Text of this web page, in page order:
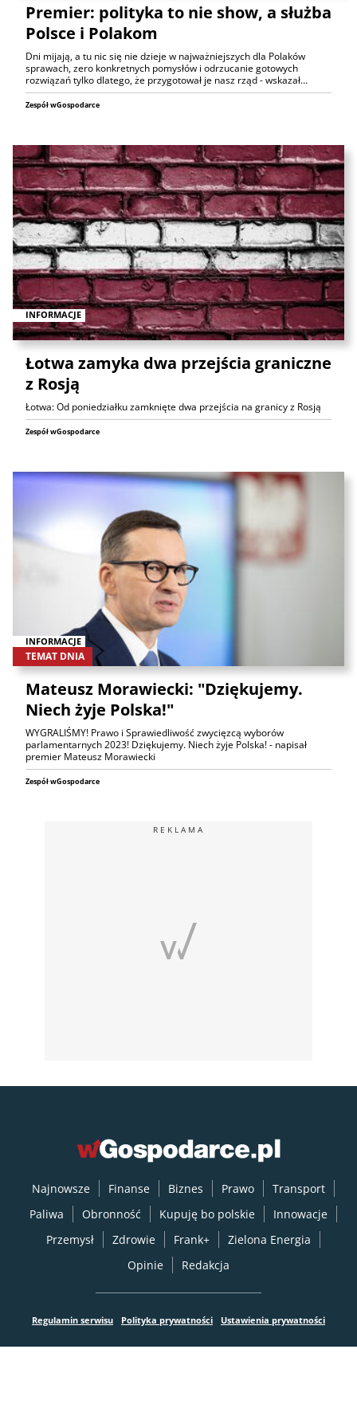
Premier: polityka to nie show, a służba
Polsce i Polakom
Dni mijają, a tu nic się nie dzieje w najważniejszych dla Polaków
sprawach, zero konkretnych pomysłów i odrzucanie gotowych
rozwiązań tylko dlatego, że przygotował je nasz rząd - wskazał…
Zespół wGospodarce
INFORMACJE
Łotwa zamyka dwa przejścia graniczne
z Rosją
Łotwa: Od poniedziałku zamknięte dwa przejścia na granicy z Rosją
Zespół wGospodarce
INFORMACJE
TEMAT DNIA
Mateusz Morawiecki: "Dziękujemy.
Niech żyje Polska!"
WYGRALIŚMY! Prawo i Sprawiedliwość zwycięzcą wyborów
parlamentarnych 2023! Dziękujemy. Niech żyje Polska! - napisał
premier Mateusz Morawiecki
Zespół wGospodarce
REKLAMA
Najnowsze Finanse Biznes Prawo
Transport
Paliwa
Obronność Kupuję bo polskie
Innowacje
Przemysł
Zdrowie Frank+
Zielona Energia
Opinie
Redakcja
Regulamin serwisu Polityka prywatności Ustawienia prywatności